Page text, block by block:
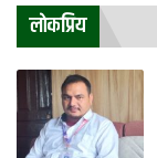
लाेकप्रिय